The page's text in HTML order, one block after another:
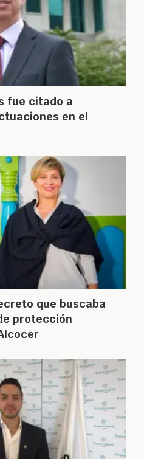
fue citado a
en el
que buscaba
protección